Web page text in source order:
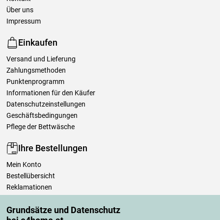
Grundsätze und Datenschutz
Über uns
Impressum
Einkaufen
Versand und Lieferung
Zahlungsmethoden
Punktenprogramm
Informationen für den Käufer
Datenschutzeinstellungen
Geschäftsbedingungen
Pflege der Bettwäsche
Ihre Bestellungen
Mein Konto
Bestellübersicht
Reklamationen
Einfach mehr wissen